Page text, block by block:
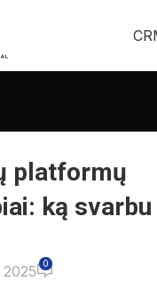
platformų
ką svarbu
0